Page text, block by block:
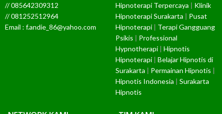
// 085642309312
// 081252512964
Email : f.andie_86@yahoo.com
Hipnoterapi Terpercaya | Klinik
Hipnoterapi Surakarta | Pusat
Hipnoterapi | Terapi Gangguang
Psikis | Professional
Hypnotherapi |Hipnotis
Hipnoterapi |Belajar Hipnotis di
Surakarta | Permainan Hipnotis |
Hipnotis Indonesia |Surakarta
Hipnotis